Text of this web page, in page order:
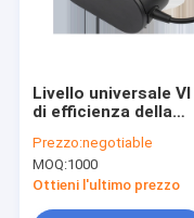
Livello universale VI
di efficienza della
dell'alimentatore in
CC UE di CA di 30VDC
800mA
Prezzo:negotiable
MOQ:1000
Ottieni l'ultimo prezzo